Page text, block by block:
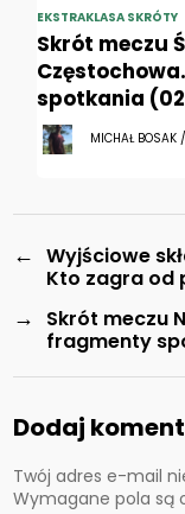
EKSTRAKLASA SKRÓTY
Skrót meczu
spotkania
MICHAŁ
← Wyjściowe
Kto zagra od
→
Skrót meczu
fragmenty
Dodaj
Twój adres e-mail
Wymagane pola są